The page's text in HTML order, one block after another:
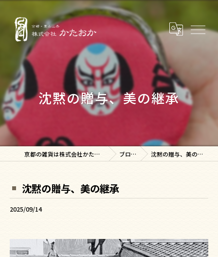
沈黙の贈与、美の継承
京都の雑貨は株式会社かたおか ブログ 沈黙の贈与、美の継承
沈黙の贈与、美の継承
2025/09/14